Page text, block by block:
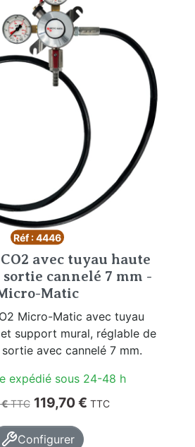
Réf : 4446
avec tuyau haute
sortie cannelé 7 mm -
Matic
Micro-Matic avec tuyau
support mural, réglable de
avec cannelé 7 mm.
expédié sous 24-48 h
base
€TTC Prix
119,70 € TTC
Configurer